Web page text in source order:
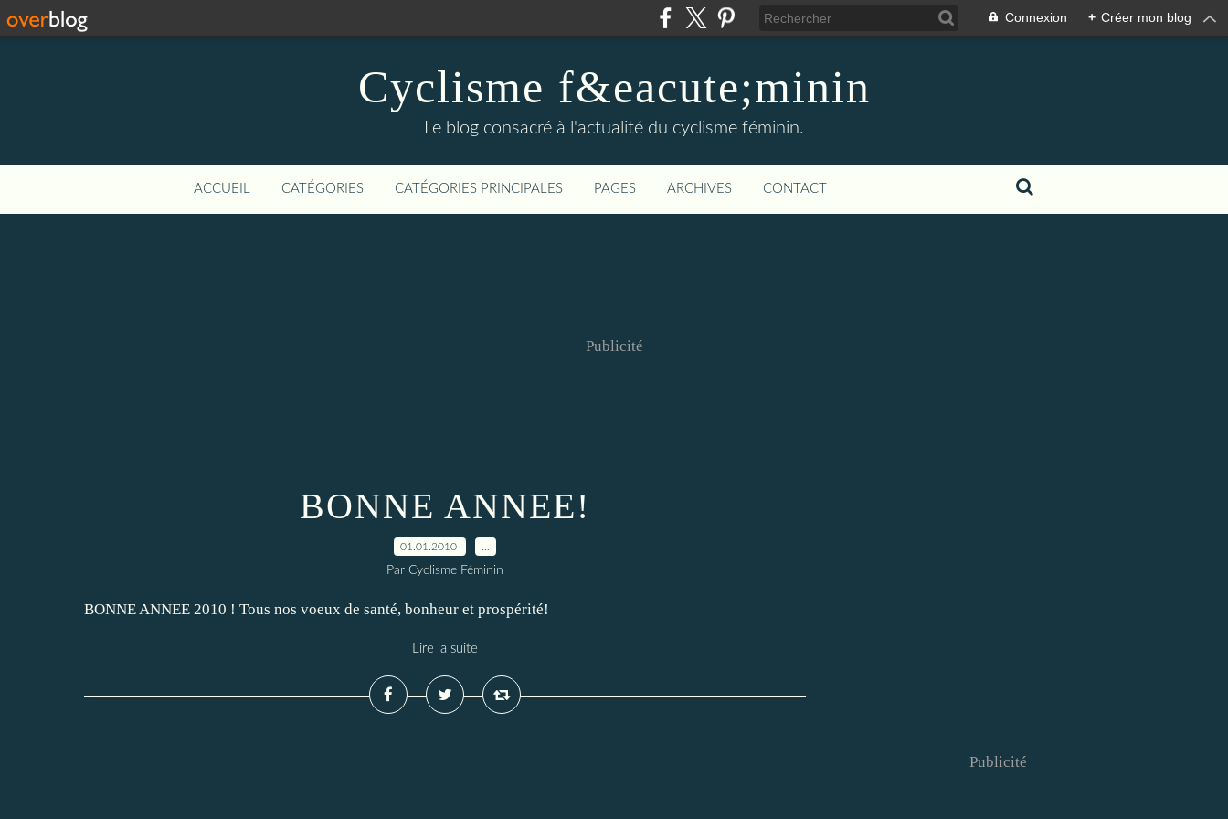
Connexion + Créer mon blog
Cyclisme f&eacute;minin
Le blog consacré à l'actualité du cyclisme féminin.
ACCUEIL CATÉGORIES CATÉGORIES PRINCIPALES PAGES ARCHIVES CONTACT
Publicité
BONNE ANNEE!
01.01.2010
Par Cyclisme Féminin
BONNE ANNEE 2010 ! Tous nos voeux de santé, bonheur et prospérité!
Lire la suite
Publicité